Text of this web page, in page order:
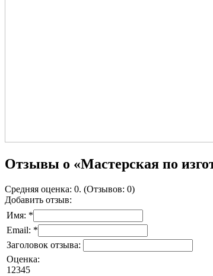
Отзывы о «Мастерская по
Средняя оценка: 0. (Отзывов: 0)
Добавить отзыв:
Имя: *
Email: *
Заголовок отзыва:
Оценка:
1 2345